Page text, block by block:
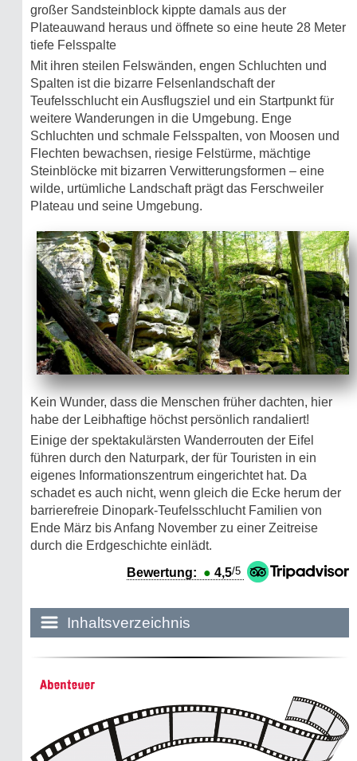
großer Sandsteinblock kippte damals aus der
Plateauwand heraus und öffnete so eine heute 28 Meter
tiefe Felsspalte
Mit ihren steilen Felswänden, engen Schluchten und
Spalten ist die bizarre Felsenlandschaft der
Teufelsschlucht ein Ausflugsziel und ein Startpunkt für
weitere Wanderungen in die Umgebung. Enge
Schluchten und schmale Felsspalten, von Moosen und
Flechten bewachsen, riesige Felstürme, mächtige
Steinblöcke mit bizarren Verwitterungsformen – eine
wilde, urtümliche Landschaft prägt das Ferschweiler
Plateau und seine Umgebung.
Kein Wunder, dass die Menschen früher dachten, hier
habe der Leibhaftige höchst persönlich randaliert!
Einige der spektakulärsten Wanderrouten der Eifel
führen durch den Naturpark, der für Touristen in ein
eigenes Informationszentrum eingerichtet hat. Da
schadet es auch nicht, wenn gleich die Ecke herum der
barrierefreie Dinopark-Teufelsschlucht Familien von
Ende März bis Anfang November zu einer Zeitreise
durch die Erdgeschichte einlädt.
Bewertung: ● 4,5/5
Inhaltsverzeichnis
Mythen, Märchen & Legenden (2025)
Abenteuer